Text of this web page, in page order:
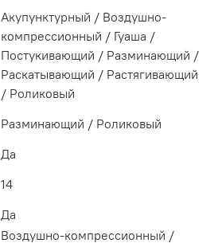
Акупунктурный / Воздушно-
компрессионный / Гуаша /
Постукивающий / Разминающий /
Раскатывающий / Растягивающий
/ Роликовый
Разминающий / Роликовый
Да
14
Да
Воздушно-компрессионный /